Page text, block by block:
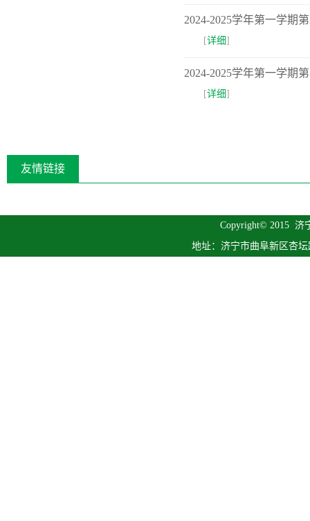
2024-2025学年第一学期
[详细]
2024-2025学年第一学期
[详细]
友情链接
Copyright© 2015 济
地址：济宁市曲阜新区杏